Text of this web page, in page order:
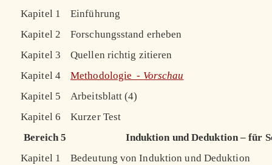
Kapitel 1
Einführung
Kapitel 2
Forschungsstand erheben
Kapitel 3
Quellen richtig zitieren
Kapitel 4
Methodologie - Vorschau
Kapitel 5
Arbeitsblatt (4)
Kapitel 6
Kurzer Test
Bereich 5
Induktion und Deduktion – für
Kapitel 1
Bedeutung von Induktion und Deduktion